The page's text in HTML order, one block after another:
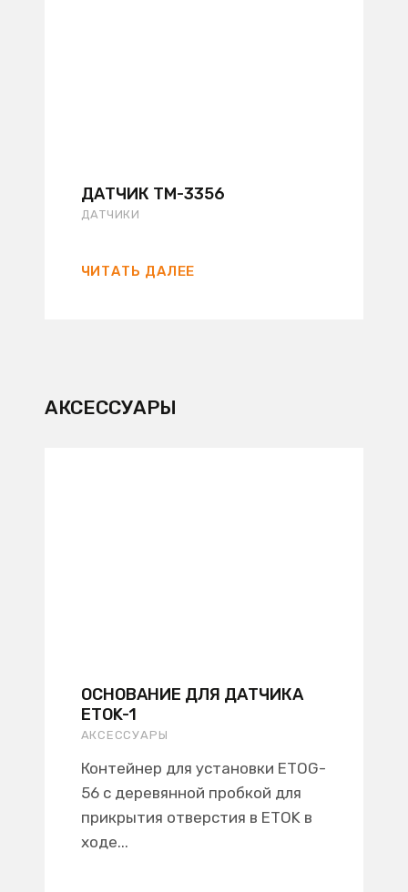
ДАТЧИК TM-3356
ДАТЧИКИ
ЧИТАТЬ ДАЛЕЕ
AКСЕССУАРЫ
ОСНОВАНИЕ ДЛЯ ДАТЧИКА
ETOK-1
AКСЕССУАРЫ
Контейнер для установки ETOG-
56 с деревянной пробкой для
прикрытия отверстия в ETOK в
ходе...